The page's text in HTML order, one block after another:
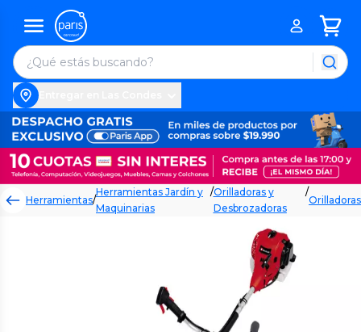
Herramientas/
Herramientas Jardín y
Maquinarias
/Orilladoras y
Desbrozadoras
/
Orilladoras